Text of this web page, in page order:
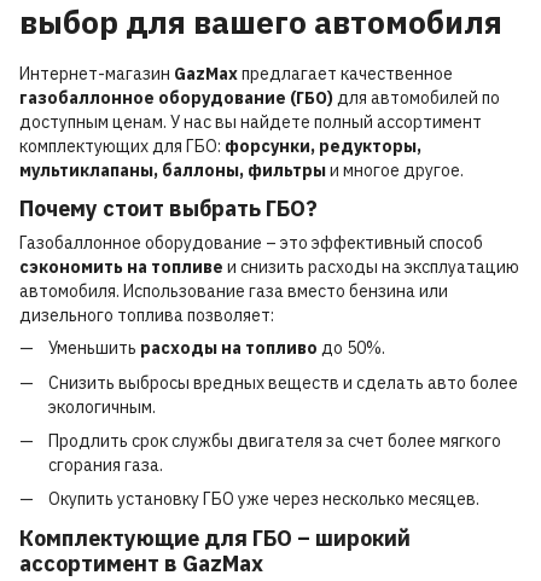
выбор для вашего автомобиля
Интернет-магазин GazMaxпредлагает качественное
газобаллонное оборудование (ГБО)для автомобилей по
доступным ценам. У нас вы найдете полный ассортимент
комплектующих для ГБО: форсунки, редукторы,
мультиклапаны, баллоны, фильтрыи многое другое.
Почему стоит выбрать ГБО?
Газобаллонное оборудование – это эффективный способ
сэкономить на топливе и снизить расходы на эксплуатацию
автомобиля. Использование газа вместо бензина или
дизельного топлива позволяет:
Уменьшить расходы на топливо до 50%.
Снизить выбросы вредных веществ и сделать авто более
экологичным.
Продлить срок службы двигателя за счет более мягкого
сгорания газа.
Окупить установку ГБО уже через несколько месяцев.
Комплектующие для ГБО – широкий
ассортимент в GazMax